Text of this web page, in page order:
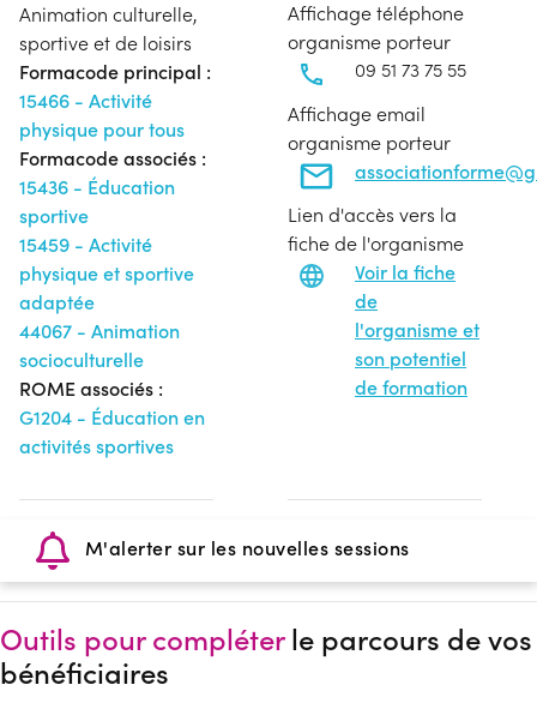
Animation culturelle,
sportive et de loisirs
Formacode principal :
15466 - Activité
physique pour tous
Formacode associés :
15436 - Éducation
sportive
15459 - Activité
physique et sportive
adaptée
44067 - Animation
socioculturelle
ROME associés :
G1204 - Éducation en
activités sportives
Affichage téléphone
organisme porteur
09 51 73 75 55
Affichage email
organisme porteur
Lien d'accès vers la
fiche de l'organisme
Voir la fiche
de
l'organisme et
son potentiel
de formation
M'alerter sur les nouvelles sessions
Outils pour compléterle parcours de vos
bénéficiaires